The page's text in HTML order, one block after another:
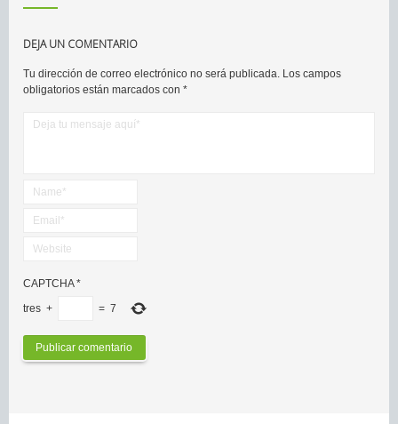
DEJA UN COMENTARIO
Tu dirección de correo electrónico no será publicada. Los campos
obligatorios están marcados con *
CAPTCHA*
tres + = 7